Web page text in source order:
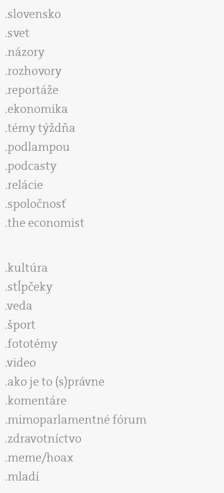
slovensko
svet
názory
rozhovory
reportáže
ekonomika
témy týždňa
podlampou
podcasty
relácie
spoločnosť
the economist
kultúra
stĺpčeky
veda
šport
fototémy
video
ako je to (s)právne
komentáre
mimoparlamentné fórum
zdravotníctvo
meme/hoax
mladí